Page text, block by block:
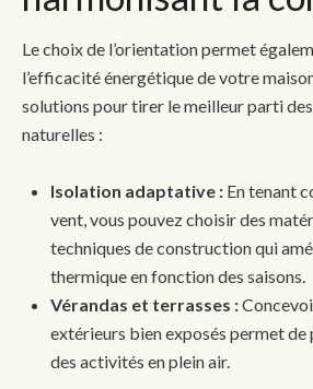
Le choix de l’orientation permet
l’efficacité énergétique de votre
solutions pour tirer le meilleur parti
naturelles :
Isolation adaptative : En tenant
vent, vous pouvez choisir des
techniques de construction qui
thermique en fonction des saisons.
Vérandas et terrasses :
extérieurs bien exposés permet de
des activités en plein air.